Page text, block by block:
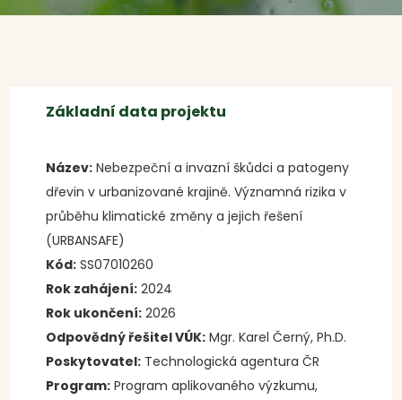
Základní data projektu
Název: Nebezpeční a invazní škůdci a patogeny
dřevin v urbanizované krajině. Významná rizika v
průběhu klimatické změny a jejich řešení
(URBANSAFE)
Kód: SS07010260
Rok zahájení: 2024
Rok ukončení: 2026
Odpovědný řešitel VÚK: Mgr. Karel Černý, Ph.D.
Poskytovatel: Technologická agentura ČR
Program: Program aplikovaného výzkumu,